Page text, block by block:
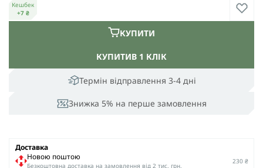
Термін відправлення 3-4 дні
Знижка 5% на перше замовлення
КУПИТИВ 1 КЛІК
КУПИТИ
Кешбек
+7 ₴
Доставка
Новою поштою
Безкоштовна доставка на замовлення від 2 тис. грн.
230 ₴